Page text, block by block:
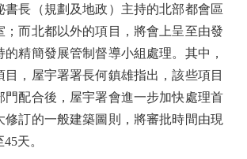
書長（規劃及地政）主持的北部都會區
；而北都以外的項目，將會上呈至由發
的精簡發展管制督導小組處理。其中，
目，屋宇署署長何鎮雄指出，該些項目
門配合後，屋宇署會進一步加快處理首
修訂的一般建築圖則，將審批時間由現
天。